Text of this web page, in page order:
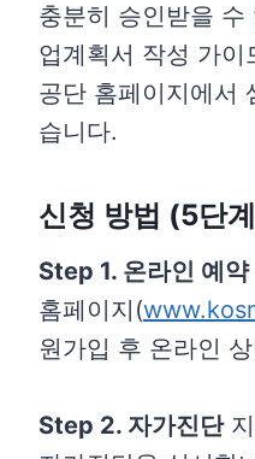
충분히 승인받을
업계획서 작성 가이
공단 홈페이지에서
습니다.
신청 방법 (5단
Step 1. 온라인 예약
홈페이지(
원가입 후 온라인
Step 2. 자가진단지